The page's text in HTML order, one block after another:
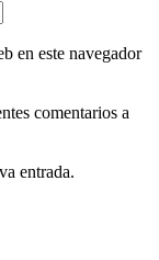
en este navegador
comentarios a
entrada.